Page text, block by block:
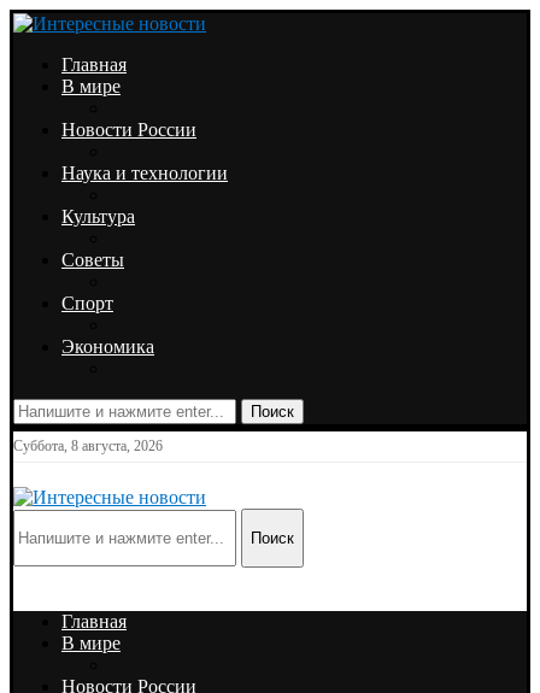
Главная
В мире
Новости России
Наука и технологии
Культура
Советы
Спорт
Экономика
Поиск
Суббота, 8 августа, 2026
Поиск
Главная
В мире
Новости России